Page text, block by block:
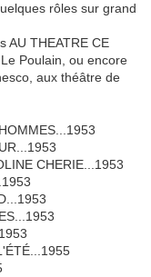
rôles sur grand
AU THEATRE CE
Poulain, ou encore
aux théâtre de
CHERIE...1953